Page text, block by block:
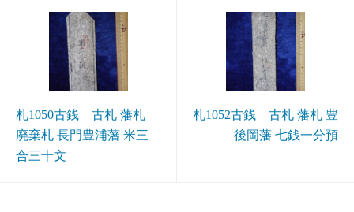
札1050古銭 古札 藩札
廃棄札 長門豊浦藩 米三
合三十文
札1052古銭 古札 藩札 豊
後岡藩 七銭一分預